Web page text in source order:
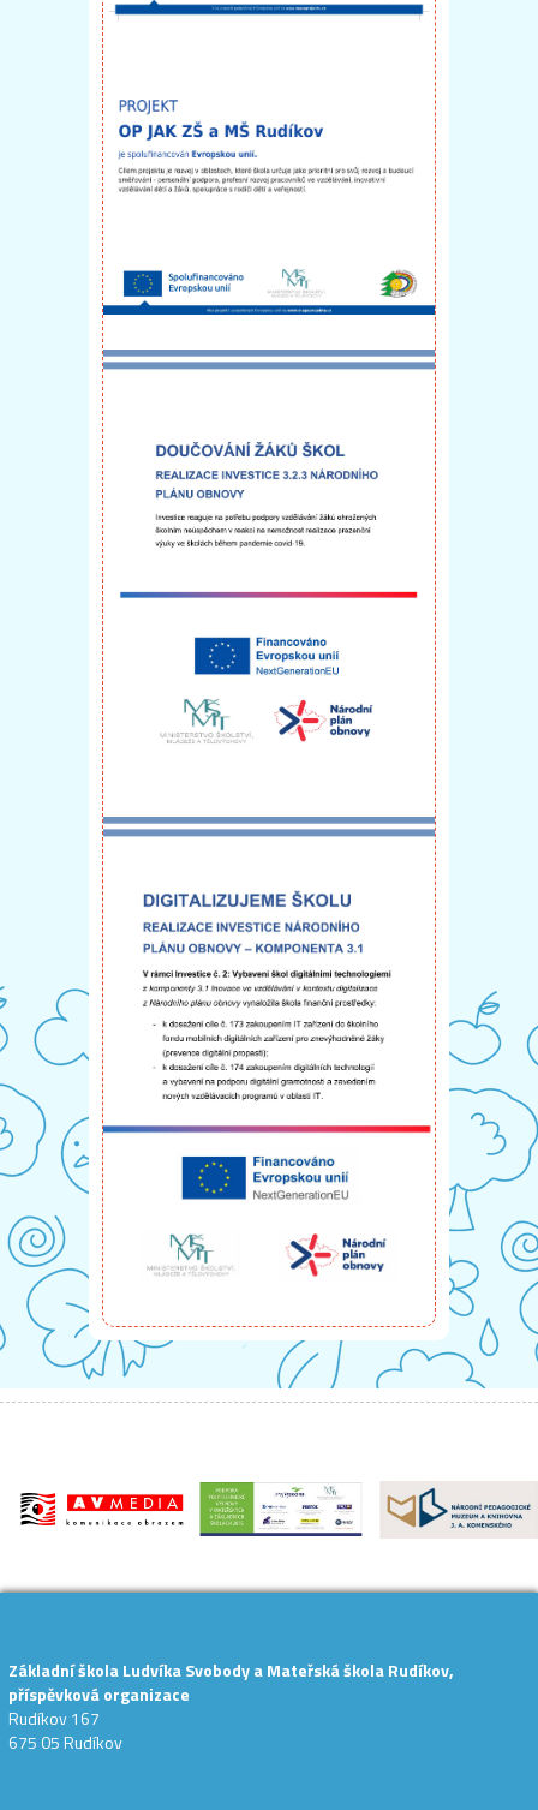
Základní škola Ludvíka Svobody a Mateřská škola Rudíkov,
příspěvková organizace
Rudíkov 167
675 05 Rudíkov